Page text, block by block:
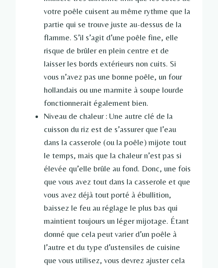
votre poêle cuisent au même rythme que la
partie qui se trouve juste au-dessus de la
flamme. S’il s’agit d’une poêle fine, elle
risque de brûler en plein centre et de
laisser les bords extérieurs non cuits. Si
vous n’avez pas une bonne poêle, un four
hollandais ou une marmite à soupe lourde
fonctionnerait également bien.
Niveau de chaleur : Une autre clé de la
cuisson du riz est de s’assurer que l’eau
dans la casserole (ou la poêle) mijote tout
le temps, mais que la chaleur n’est pas si
élevée qu’elle brûle au fond. Donc, une fois
que vous avez tout dans la casserole et que
vous avez déjà tout porté à ébullition,
baissez le feu au réglage le plus bas qui
maintient toujours un léger mijotage. Étant
donné que cela peut varier d’un poêle à
l’autre et du type d’ustensiles de cuisine
que vous utilisez, vous devrez ajuster cela